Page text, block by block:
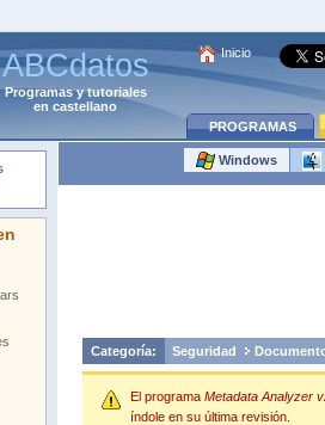
ABCdatos
Programasytutoriales
en castellano
Inicio
PROGRAMAS
Windows
Categoría: Seguridad
El programa Metadata Analyzer
índole en su última revisión.